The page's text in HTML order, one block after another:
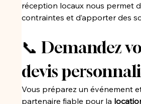
réception locaux nous permet
contraintes et d’apporter des
📞 Demandez
devis
Vous préparez un événement
partenaire fiable pour la